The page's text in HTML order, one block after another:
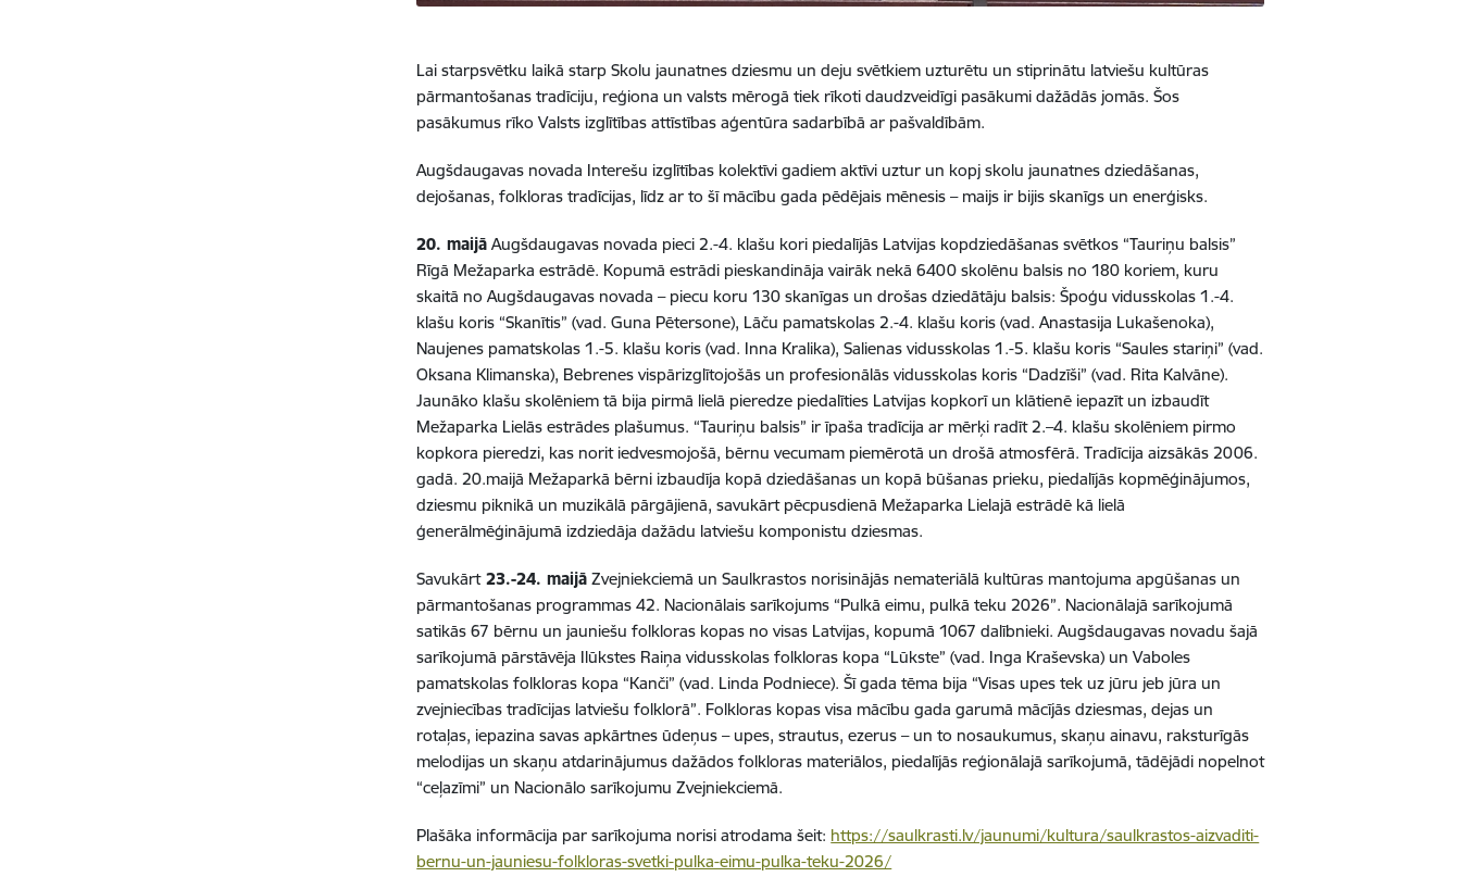
Lai starpsvētku laikā starp Skolu jaunatnes dziesmu un deju svētkiem uzturētu un stiprinātu latviešu kultūras
pārmantošanas tradīciju, reģiona un valsts mērogā tiek rīkoti daudzveidīgi pasākumi dažādās jomās. Šos
pasākumus rīko Valsts izglītības attīstības aģentūra sadarbībā ar pašvaldībām.
Augšdaugavas novada Interešu izglītības kolektīvi gadiem aktīvi uztur un kopj skolu jaunatnes dziedāšanas,
dejošanas, folkloras tradīcijas, līdz ar to šī mācību gada pēdējais mēnesis – maijs ir bijis skanīgs un enerģisks.
20. maijā Augšdaugavas novada pieci 2.-4. klašu kori piedalījās Latvijas kopdziedāšanas svētkos “Tauriņu balsis”
Rīgā Mežaparka estrādē. Kopumā estrādi pieskandināja vairāk nekā 6400 skolēnu balsis no 180 koriem, kuru
skaitā no Augšdaugavas novada – piecu koru 130 skanīgas un drošas dziedātāju balsis: Špoģu vidusskolas 1.-4.
klašu koris “Skanītis” (vad. Guna Pētersone), Lāču pamatskolas 2.-4. klašu koris (vad. Anastasija Lukašenoka),
Naujenes pamatskolas 1.-5. klašu koris (vad. Inna Kralika), Salienas vidusskolas 1.-5. klašu koris “Saules stariņi” (vad.
Oksana Klimanska), Bebrenes vispārizglītojošās un profesionālās vidusskolas koris “Dadzīši” (vad. Rita Kalvāne).
Jaunāko klašu skolēniem tā bija pirmā lielā pieredze piedalīties Latvijas kopkorī un klātienē iepazīt un izbaudīt
Mežaparka Lielās estrādes plašumus. “Tauriņu balsis” ir īpaša tradīcija ar mērķi radīt 2.–4. klašu skolēniem pirmo
kopkora pieredzi, kas norit iedvesmojošā, bērnu vecumam piemērotā un drošā atmosfērā. Tradīcija aizsākās 2006.
gadā. 20.maijā Mežaparkā bērni izbaudīja kopā dziedāšanas un kopā būšanas prieku, piedalījās kopmēģinājumos,
dziesmu piknikā un muzikālā pārgājienā, savukārt pēcpusdienā Mežaparka Lielajā estrādē kā lielā
ģenerālmēģinājumā izdziedāja dažādu latviešu komponistu dziesmas.
Savukārt23.-24. maijā Zvejniekciemā un Saulkrastos norisinājās nemateriālā kultūras mantojuma apgūšanas un
pārmantošanas programmas 42. Nacionālais sarīkojums “Pulkā eimu, pulkā teku 2026”. Nacionālajā sarīkojumā
satikās 67 bērnu un jauniešu folkloras kopas no visas Latvijas, kopumā 1067 dalībnieki. Augšdaugavas novadu šajā
sarīkojumā pārstāvēja Ilūkstes Raiņa vidusskolas folkloras kopa “Lūkste” (vad. Inga Kraševska) un Vaboles
pamatskolas folkloras kopa “Kanči” (vad. Linda Podniece). Šī gada tēma bija “Visas upes tek uz jūru jeb jūra un
zvejniecības tradīcijas latviešu folklorā”. Folkloras kopas visa mācību gada garumā mācījās dziesmas, dejas un
rotaļas, iepazina savas apkārtnes ūdeņus – upes, strautus, ezerus – un to nosaukumus, skaņu ainavu, raksturīgās
melodijas un skaņu atdarinājumus dažādos folkloras materiālos, piedalījās reģionālajā sarīkojumā, tādējādi nopelnot
“ceļazīmi” un Nacionālo sarīkojumu Zvejniekciemā.
Plašāka informācija par sarīkojuma norisi atrodama šeit: https://saulkrasti.lv/jaunumi/kultura/saulkrastos-aizvaditi-
bernu-un-jauniesu-folkloras-svetki-pulka-eimu-pulka-teku-2026/